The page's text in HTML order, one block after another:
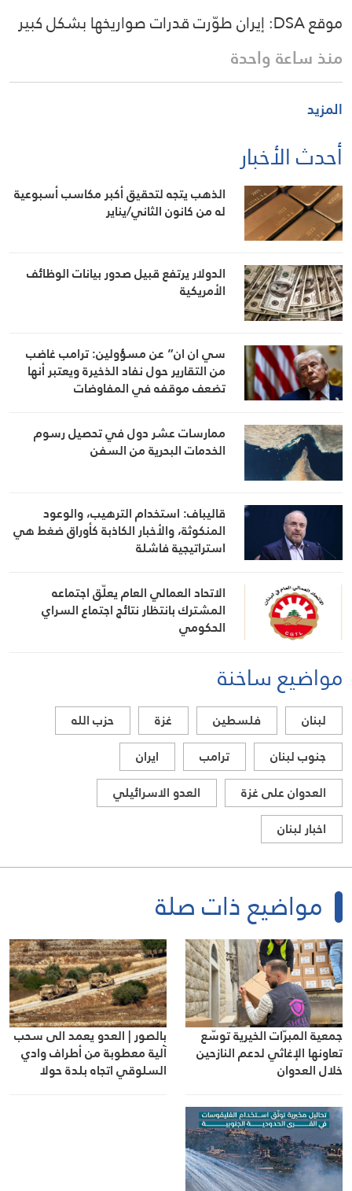
موقع DSA: إيران طوّرت قدرات صواريخها بشكل كبير
منذ ساعة واحدة
المزيد
أحدث الأخبار
الذهب يتجه لتحقيق أكبر مكاسب أسبوعية
له من كانون الثاني/يناير
الدولار يرتفع قبيل صدور بيانات الوظائف
الأمريكية
سي ان ان” عن مسؤولين: ترامب غاضب
من التقارير حول نفاد الذخيرة ويعتبر أنها
تضعف موقفه في المفاوضات
ممارسات عشر دول في تحصيل رسوم
الخدمات البحرية من السفن
قاليباف: استخدام الترهيب، والوعود
المنكوثة، والأخبار الكاذبة كأوراق ضغط هي
استراتيجية فاشلة
الاتحاد العمالي العام يعلّق اجتماعه
المشترك بانتظار نتائج اجتماع السراي
الحكومي
مواضيع ساخنة
لبنان فلسطين غزة
حزب الله
جنوب لبنان
ترامب
ايران
العدوان على غزة
العدو الاسرائيلي
اخبار لبنان
مواضيع ذات صلة
جمعية المبرّات الخيرية توسّع
تعاونها الإغاثي لدعم النازحين
خلال العدوان
بالصور | العدو يعمد الى سحب
آلية معطوبة من أطراف وادي
السلوقي اتجاه بلدة حولا